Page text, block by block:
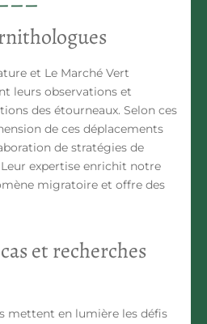
et Le Marché Vert
leurs observations et
des étourneaux. Selon ces
de ces déplacements
de stratégies de
expertise enrichit notre
migratoire et offre des
et recherches
mettent en lumière les défis